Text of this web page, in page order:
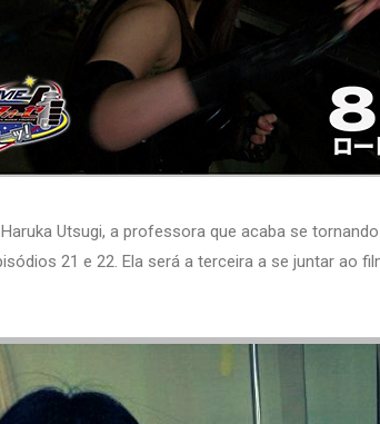
Utsugi, a professora que acaba se
21 e 22. Ela será a terceira a se juntar ao